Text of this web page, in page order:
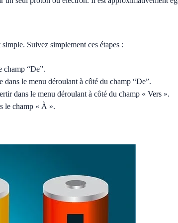
Suivez simplement ces étapes :
champ “De”.
dans le menu déroulant à côté du champ “De”.
dans le menu déroulant à côté du champ « Vers ».
le champ « À ».